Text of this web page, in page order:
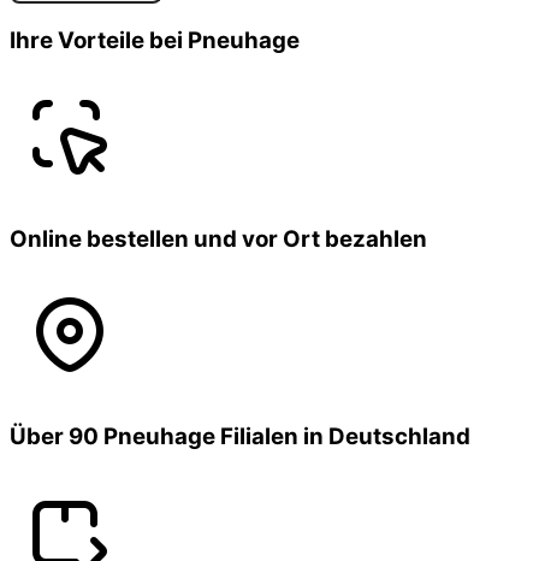
Ihre Vorteile bei Pneuhage
Online bestellen und vor Ort bezahlen
Über 90 Pneuhage Filialen in Deutschland